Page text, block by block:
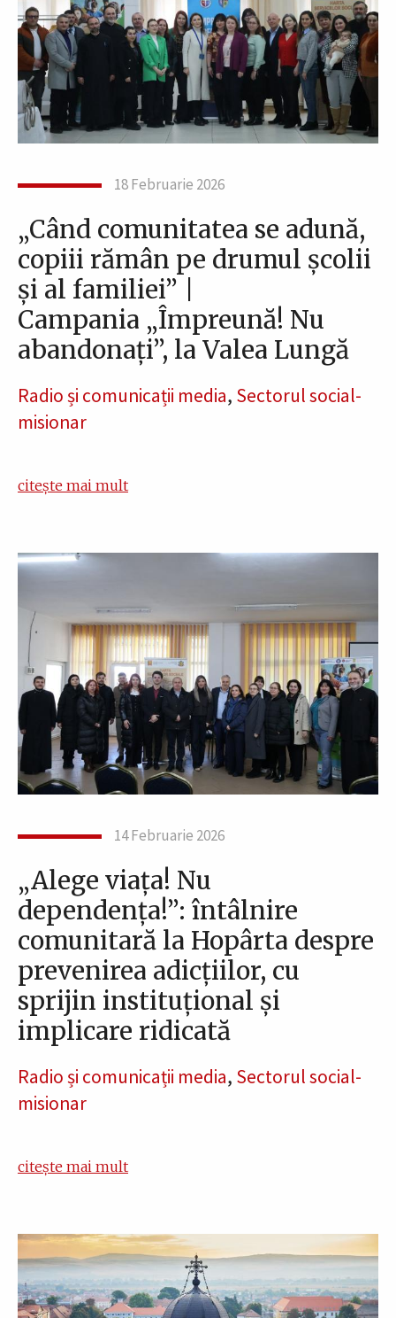
18 Februarie 2026
„Când comunitatea se adună,
copiii rămân pe drumul școlii
și al familiei” |
Campania „Împreună! Nu
abandonați”, la Valea Lungă
Radio și comunicații media, Sectorul social-
misionar
citește mai mult
14 Februarie 2026
„Alege viața! Nu
dependența!”: întâlnire
comunitară la Hopârta despre
prevenirea adicțiilor, cu
sprijin instituțional și
implicare ridicată
Radio și comunicații media, Sectorul social-
misionar
citește mai mult